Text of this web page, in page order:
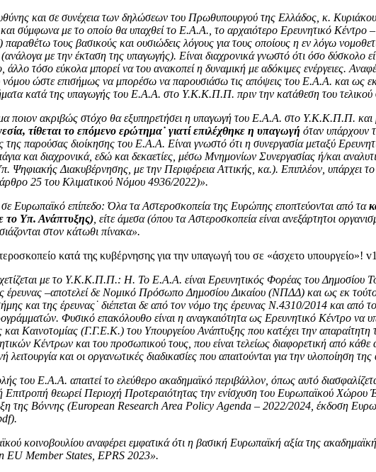
και σε συνέχεια των δηλώσεων του Πρωθυπουργού της Ελλάδος, κ.
σύμφωνα με το οποίο θα υπαχθεί το Ε.Α.Α., το αρχαιότερο Ερευνητικό Κέντρο
τους βασικούς και ουσιώδεις λόγους για τους οποίους η εν λόγω
με την έκταση της υπαγωγής). Είναι διαχρονικά γνωστό ότι όσο δύσκολο
τόσο εύκολα μπορεί να του ανακοπεί η δυναμική με αδόκιμες ενέργειες.
νόμου ώστε επισήμως να μπορέσω να παρουσιάσω τις απόψεις του Ε.Α.Α. και ως
κατά της υπαγωγής του Ε.Α.Α. στο Υ.Κ.Κ.Π.Π. πριν την κατάθεση του τελικού
ποιον ακριβώς στόχο θα εξυπηρετήσει η υπαγωγή του Ε.Α.Α. στο Υ.Κ.Κ.Π.Π. και
τίθεται το επόμενο ερώτημα˙ γιατί επιλέχθηκε η υπαγωγή όταν υπάρχουν
της παρούσας διοίκησης του Ε.Α.Α. Είναι γνωστό ότι η συνεργασία μεταξύ
πάγια και διαχρονικά, εδώ και δεκαετίες, μέσω Μνημονίων Συνεργασίας ή/και
Διακυβέρνησης, με την Περιφέρεια Αττικής, κα.). Επιπλέον, υπάρχει το
25 του Κλιματικού Νόμου 4936/2022)».
Ευρωπαϊκό επίπεδο: Όλα τα Αστεροσκοπεία της Ευρώπης εποπτεύονται από τα
το Υπ. Ανάπτυξης) , είτε άμεσα (όπου τα Αστεροσκοπεία είναι ανεξάρτητοι
στον κάτωθι πίνακα».
με το Υ.Κ.Κ.Π.Π.: Η. Το Ε.Α.Α. είναι Ερευνητικός Φορέας του Δημοσίου
‒αποτελεί δε Νομικό Πρόσωπο Δημοσίου Δικαίου (ΝΠΔΔ) και ως εκ
και της έρευνας˙ διέπεται δε από τον νόμο της έρευνας Ν.4310/2014 και
Φυσικό επακόλουθο είναι η αναγκαιότητα ως Ερευνητικό Κέντρο να
Καινοτομίας (Γ.Γ.Ε.Κ.) του Υπουργείου Ανάπτυξης που κατέχει την απαραίτητη
Κέντρων και του προσωπικού τους, που είναι τελείως διαφορετική από
λειτουργία και οι οργανωτικές διαδικασίες που απαιτούνται για την υλοποίηση
του Ε.Α.Α. απαιτεί το ελεύθερο ακαδημαϊκό περιβάλλον, όπως αυτό
θεωρεί Περιοχή Προτεραιότητας την ενίσχυση του Ευρωπαϊκού Χώρου
της Βόννης (European Research Area Policy Agenda – 2022/2024, έκδοση
κοινοβουλίου αναφέρει εμφατικά ότι η βασική Ευρωπαϊκή αξία της
EU Member States, EPRS 2023».